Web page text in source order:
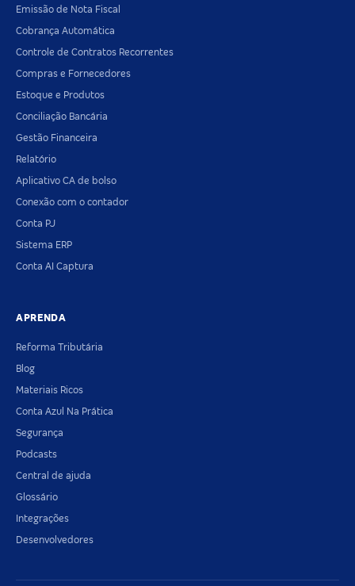
Emissão de Nota Fiscal
Cobrança Automática
Controle de Contratos Recorrentes
Compras e Fornecedores
Estoque e Produtos
Conciliação Bancária
Gestão Financeira
Relatório
Aplicativo CA de bolso
Conexão com o contador
Conta PJ
Sistema ERP
Conta AI Captura
APRENDA
Reforma Tributária
Blog
Materiais Ricos
Conta Azul Na Prática
Segurança
Podcasts
Central de ajuda
Glossário
Integrações
Desenvolvedores